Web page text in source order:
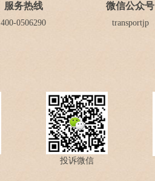
服务热线
400-0506290
微信公众号
transportjp
投诉微信